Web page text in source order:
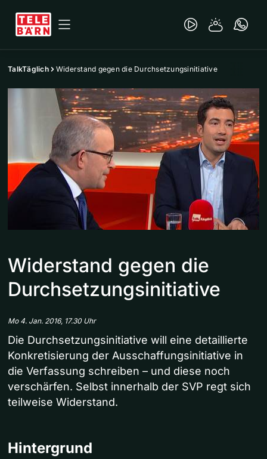
TalkTäglich Widerstand gegen die Durchsetzungsinitiative
Widerstand gegen die
Durchsetzungsinitiative
Mo 4. Jan. 2016, 17.30 Uhr
Die Durchsetzungsinitiative will eine detaillierte
Konkretisierung der Ausschaffungsinitiative in
die Verfassung schreiben – und diese noch
verschärfen. Selbst innerhalb der SVP regt sich
teilweise Widerstand.
Hintergrund